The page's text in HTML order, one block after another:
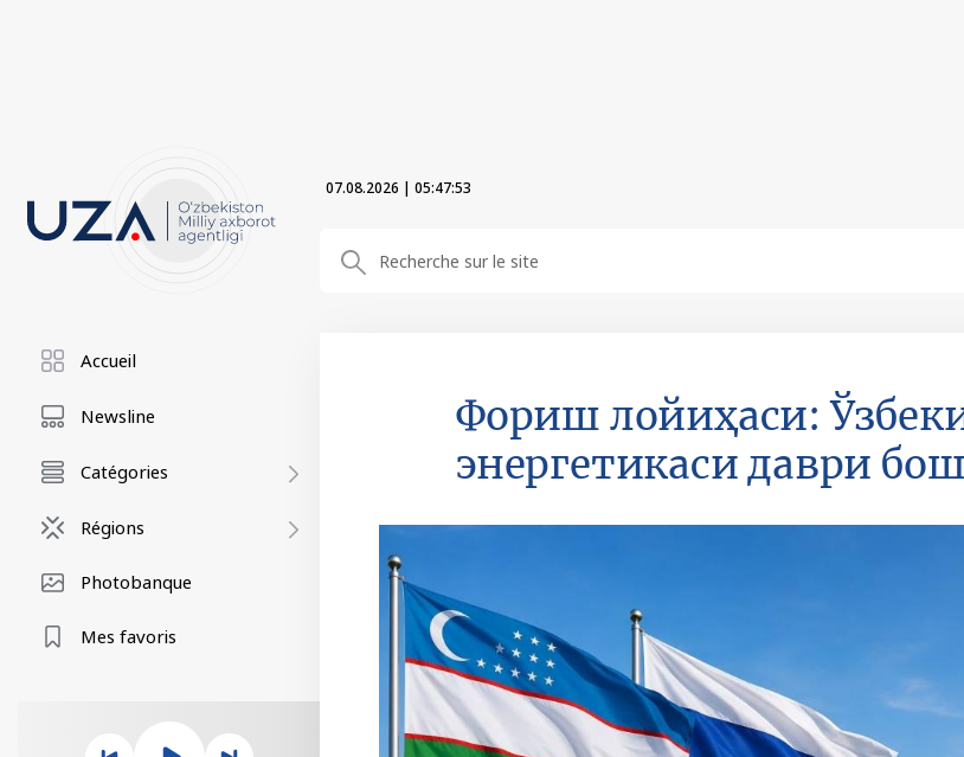
07.08.2026 | 05:47:54
Accueil
Newsline
Catégories
Régions
Photobanque
Mes favoris
Фориш лойиҳаси:
энергетикаси даври